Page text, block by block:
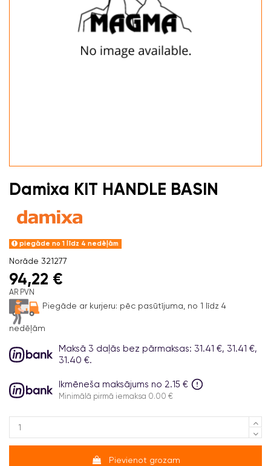
Damixa KIT HANDLE BASIN
piegāde no 1 līdz 4 nedēļām
Norāde 321277
94,22 €
AR PVN
Piegāde ar kurjeru: pēc pasūtījuma, no 1 līdz 4
nedēļām
Maksā 3 daļās bez pārmaksas: 31.41 €, 31.41 €,
31.40 €.
Ikmēneša maksājums no 2.15 €
Minimālā pirmā iemaksa 0.00 €
Pievienot grozam